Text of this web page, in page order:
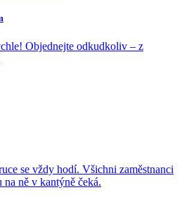
Objednejte odkudkoliv – z
se vždy hodí. Všichni zaměstnanci
ně v kantýně čeká.